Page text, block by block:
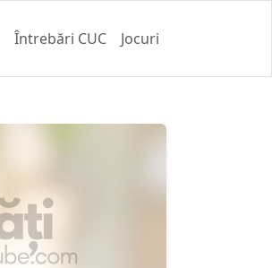
Întrebări CUC Jocuri